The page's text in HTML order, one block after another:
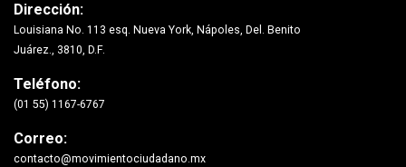
Dirección:
Louisiana No. 113 esq. Nueva York, Nápoles, Del. Benito
Juárez., 3810, D.F.
Teléfono:
(01 55) 1167-6767
Correo:
contacto@movimientociudadano.mx